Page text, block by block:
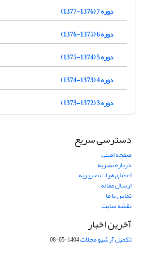
دوره 7 (1376-1377)
دوره 6 (1375-1376)
دوره 5 (1374-1375)
دوره 4 (1373-1374)
دوره 3 (1372-1373)
دسترسی سریع
صفحه اصلی
درباره نشریه
اعضای هیات تحریریه
ارسال مقاله
تماس با ما
نقشه سایت
آخرین اخبار
تکمیل آرشیو مجلات1404-05-08